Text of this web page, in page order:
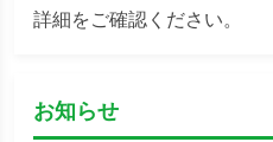
詳細をご確認ください。
お知らせ